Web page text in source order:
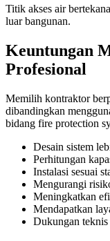
Titik akses air
luar bangunan.
Keuntungan
Profesional
Memilih kontraktor
dibandingkan
bidang fire protection
Desain sistem
Perhitungan
Instalasi sesuai
Mengurangi
Meningkatkan
Mendapatkan
Dukungan